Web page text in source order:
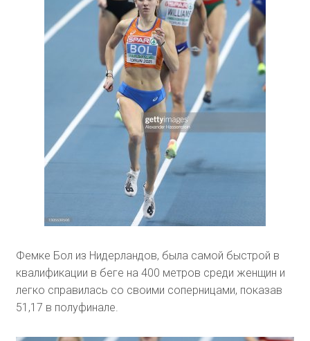
Фемке Бол из Нидерландов, была самой быстрой в
квалификации в беге на 400 метров среди женщин и
легко справилась со своими соперницами, показав
51,17 в полуфинале.